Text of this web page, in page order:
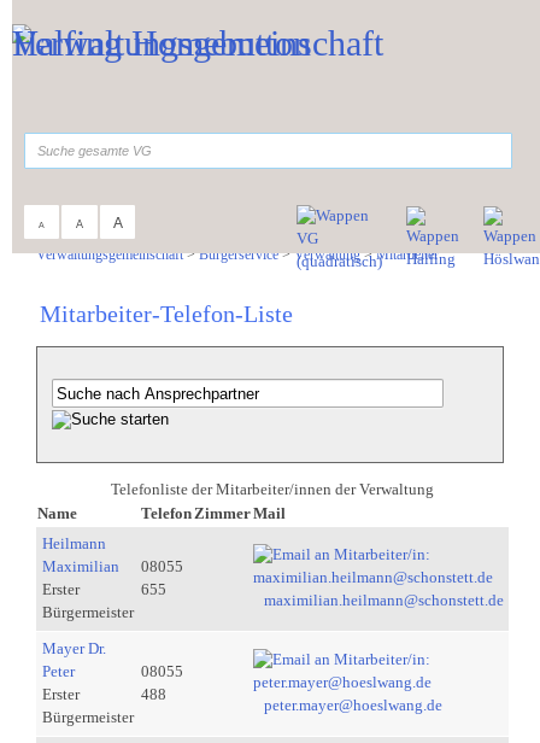
A A A
Verwaltungsgemeinschaft>Bürgerservice>Verwaltung>Mitarbeiter
Mitarbeiter-Telefon-Liste
Telefonliste der Mitarbeiter/innen der Verwaltung
Name
Telefon ZimmerMail
Heilmann
Maximilian
Erster
Bürgermeister
08055
655
maximilian.heilmann@schonstett.de
Mayer Dr.
Peter
Erster
Bürgermeister
08055
488
peter.mayer@hoeslwang.de